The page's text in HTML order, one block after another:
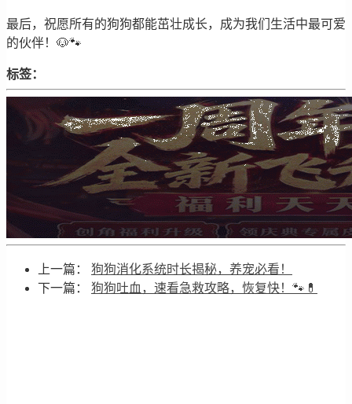
最后，祝愿所有的狗狗都能茁壮成长，成为我们生活中最可爱
的伙伴！🐶🐾
标签：
上一篇： 狗狗消化系统时长揭秘，养宠必看！
下一篇： 狗狗吐血，速看急救攻略，恢复快！🐾💊